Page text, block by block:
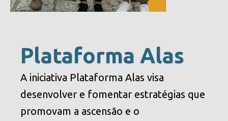
Plataforma Alas
A iniciativa Plataforma Alas visa
desenvolver e fomentar estratégias que
promovam a ascensão e o